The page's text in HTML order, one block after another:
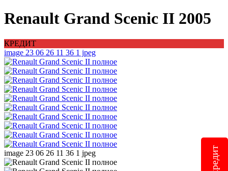
Renault Grand Scenic II 2005
КРЕДИТ